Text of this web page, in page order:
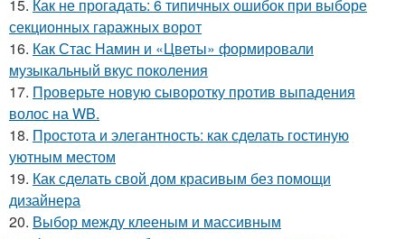
15. Как не прогадать: 6 типичных ошибок при выборе
секционных гаражных ворот
16. Как Стас Намин и «Цветы» формировали
музыкальный вкус поколения
17. Проверьте новую сыворотку против выпадения
волос на WB.
18. Простота и элегантность: как сделать гостиную
уютным местом
19. Как сделать свой дом красивым без помощи
дизайнера
20. Выбор между клееным и массивным